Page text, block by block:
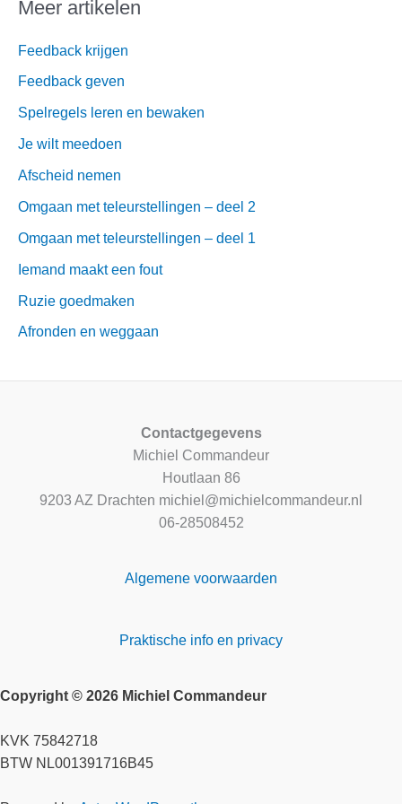
n
a
a
Meer artikelen
Feedback krijgen
Feedback geven
Spelregels leren en bewaken
Je wilt meedoen
Afscheid nemen
Omgaan met teleurstellingen – deel 2
Omgaan met teleurstellingen – deel 1
Iemand maakt een fout
Ruzie goedmaken
Afronden en weggaan
Contactgegevens
Michiel Commandeur
Houtlaan 86
9203 AZ Drachten michiel@michielcommandeur.nl
06-28508452
Algemene voorwaarden
Praktische info en privacy
Copyright © 2026 Michiel Commandeur
KVK 75842718
BTW NL001391716B45